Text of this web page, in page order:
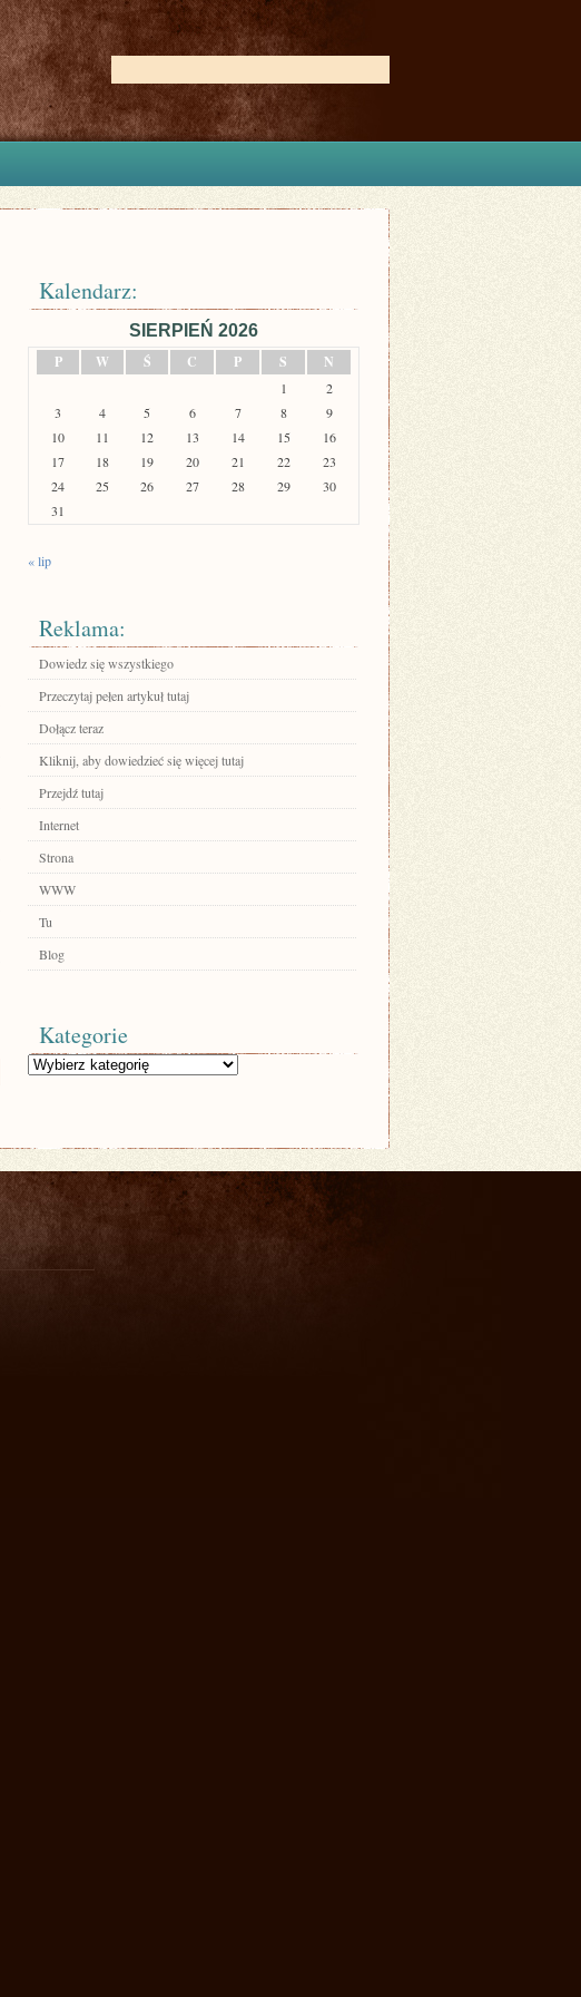
Kalendarz:
SIERPIEŃ 2026
P
W Ś C P S N
1
2
3
4 5 6 7 8
9
10
11 12 13 14 15
16
17
18 19 20 21 22
23
24
25 26 27 28 29
30
31
« lip
Reklama:
Dowiedz się wszystkiego
Przeczytaj pełen artykuł tutaj
Dołącz teraz
Kliknij, aby dowiedzieć się więcej tutaj
Przejdź tutaj
Internet
Strona
WWW
Tu
Blog
Kategorie
Kategorie